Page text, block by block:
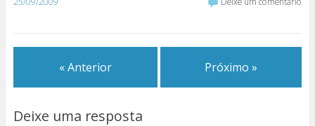
« Anterior Próximo »
Deixe uma resposta